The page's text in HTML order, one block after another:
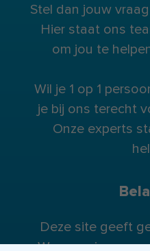
Stel dan jouw
Hier staat ons
om jou te
Wil je 1 op 1
je bij ons terecht
Onze experts
Deze site geeft
Wanneer je